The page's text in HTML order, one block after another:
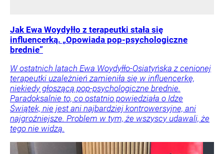
Jak Ewa Woydyłło z terapeutki stała się
influencerką. „Opowiada pop-psychologiczne
brednie”
W ostatnich latach Ewa Woydyłło-Osiatyńska z cenionej
terapeutki uzależnień zamieniła się w influencerkę,
niekiedy głoszącą pop-psychologiczne brednie.
Paradoksalnie to, co ostatnio powiedziała o Idze
Świątek, nie jest ani najbardziej kontrowersyjne, ani
najgroźniejsze. Problem w tym, że wszyscy udawali, że
tego nie widzą.